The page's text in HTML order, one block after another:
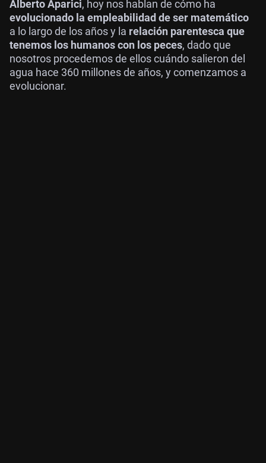
Alberto Aparici, hoy nos hablan de cómo ha
evolucionado la empleabilidad de ser matemático
a lo largo de los años y la relación parentesca que
tenemos los humanos con los peces, dado que
nosotros procedemos de ellos cuándo salieron del
agua hace 360 millones de años, y comenzamos a
evolucionar.